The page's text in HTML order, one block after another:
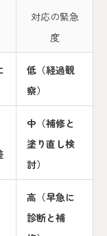
対応の緊急
度
低（経過観
察）
中（補修と
塗り直し検
討）
高（早急に
診断と補